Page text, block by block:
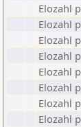
Elozahl
Elozahl
Elozahl
Elozahl
Elozahl
Elozahl
Elozahl
Elozahl